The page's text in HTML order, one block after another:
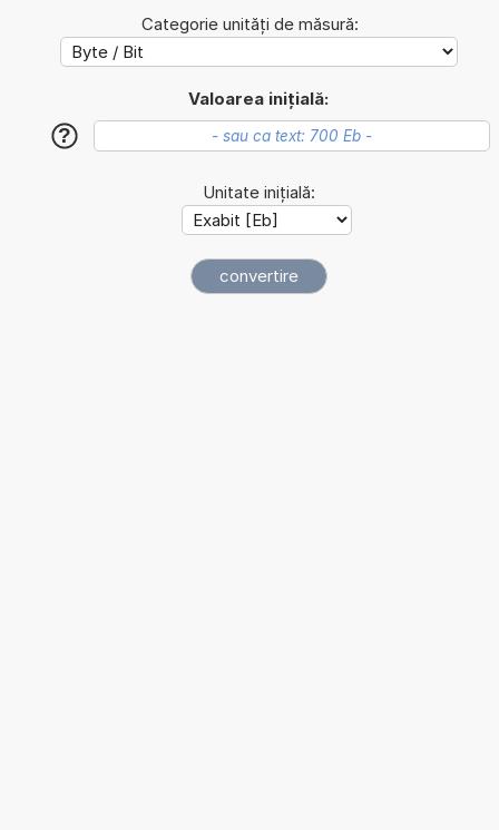
Categorie unități de măsură:
Valoarea inițială:
?
Unitate inițială: